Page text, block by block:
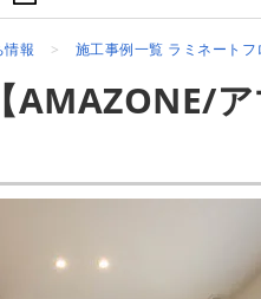
情報 施工事例一覧 ラミネートフ
AMAZONE/